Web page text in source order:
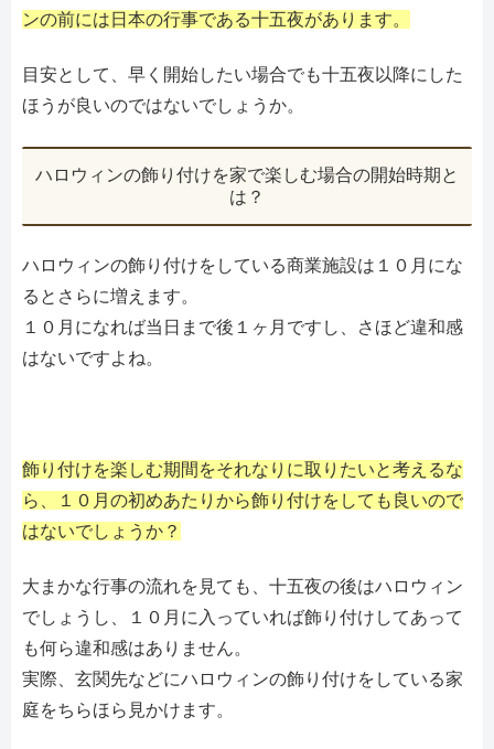
ンの前には日本の行事である十五夜があります。
目安として、早く開始したい場合でも十五夜以降にした
ほうが良いのではないでしょうか。
ハロウィンの飾り付けを家で楽しむ場合の開始時期と
は？
ハロウィンの飾り付けをしている商業施設は１０月にな
るとさらに増えます。
１０月になれば当日まで後１ヶ月ですし、さほど違和感
はないですよね。
飾り付けを楽しむ期間をそれなりに取りたいと考えるな
ら、１０月の初めあたりから飾り付けをしても良いので
はないでしょうか？
大まかな行事の流れを見ても、十五夜の後はハロウィン
でしょうし、１０月に入っていれば飾り付けしてあって
も何ら違和感はありません。
実際、玄関先などにハロウィンの飾り付けをしている家
庭をちらほら見かけます。